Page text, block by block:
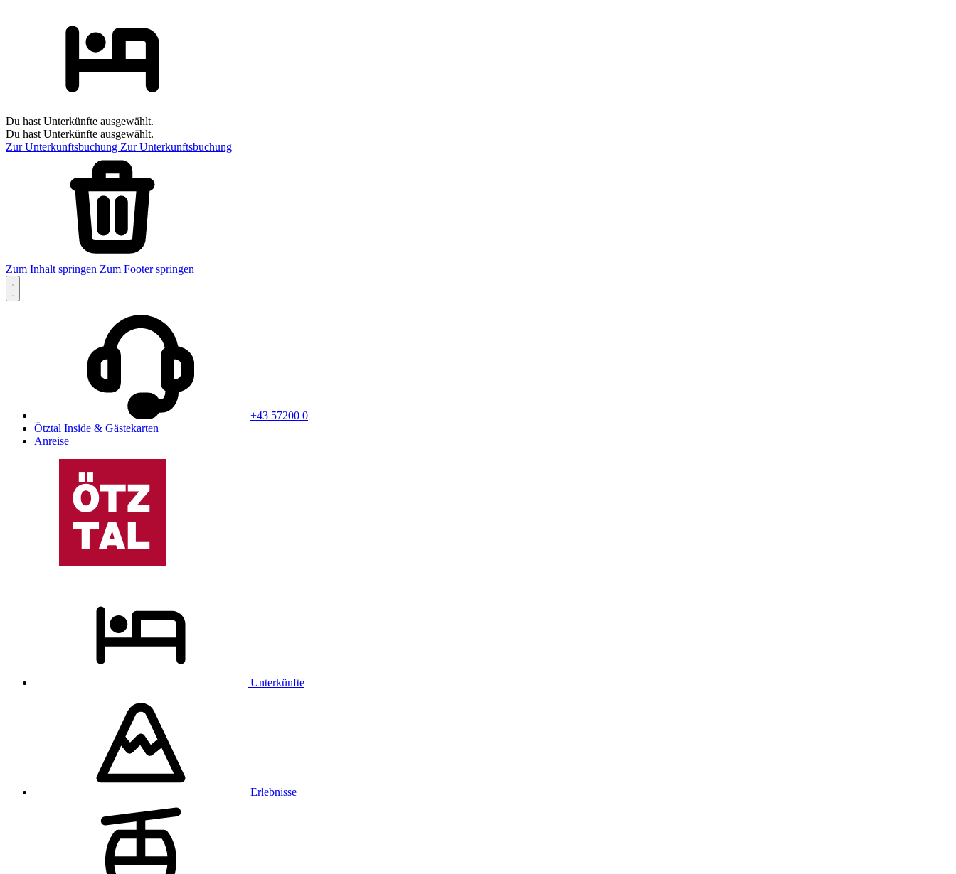
Du hast Unterkünfte ausgewählt.
Du hast Unterkünfte ausgewählt.
Zur Unterkunftsbuchung Zur Unterkunftsbuchung
Zum Inhalt springen Zum Footer springen
+43 57200 0
Ötztal Inside & Gästekarten
Anreise
Unterkünfte
Erlebnisse